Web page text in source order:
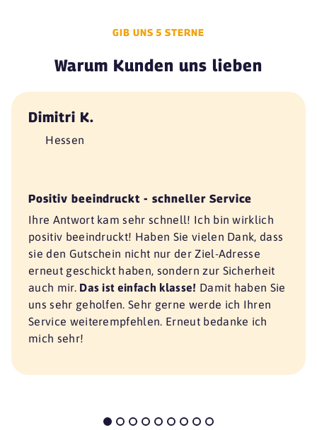
GIB UNS 5 STERNE
Warum Kunden uns lieben
Dimitri K.
Hessen
Positiv beeindruckt - schneller Service
Ihre Antwort kam sehr schnell! Ich bin wirklich
positiv beeindruckt! Haben Sie vielen Dank, dass
sie den Gutschein nicht nur der Ziel-Adresse
erneut geschickt haben, sondern zur Sicherheit
auch mir. Das ist einfach klasse! Damit haben Sie
uns sehr geholfen. Sehr gerne werde ich Ihren
Service weiterempfehlen. Erneut bedanke ich
mich sehr!